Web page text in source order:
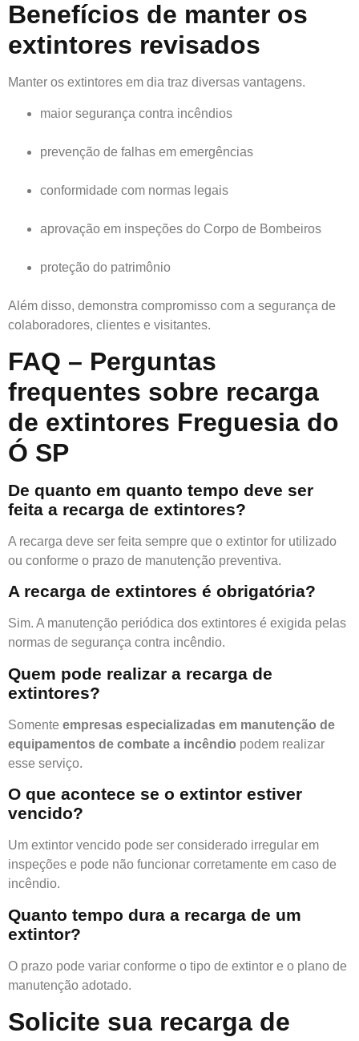
Benefícios de manter os
extintores revisados
Manter os extintores em dia traz diversas vantagens.
maior segurança contra incêndios
prevenção de falhas em emergências
conformidade com normas legais
aprovação em inspeções do Corpo de Bombeiros
proteção do patrimônio
Além disso, demonstra compromisso com a segurança de
colaboradores, clientes e visitantes.
FAQ – Perguntas
frequentes sobre recarga
de extintores Freguesia do
Ó SP
De quanto em quanto tempo deve ser
feita a recarga de extintores?
A recarga deve ser feita sempre que o extintor for utilizado
ou conforme o prazo de manutenção preventiva.
A recarga de extintores é obrigatória?
Sim. A manutenção periódica dos extintores é exigida pelas
normas de segurança contra incêndio.
Quem pode realizar a recarga de
extintores?
Somente empresas especializadas em manutenção de
equipamentos de combate a incêndio podem realizar
esse serviço.
O que acontece se o extintor estiver
vencido?
Um extintor vencido pode ser considerado irregular em
inspeções e pode não funcionar corretamente em caso de
incêndio.
Quanto tempo dura a recarga de um
extintor?
O prazo pode variar conforme o tipo de extintor e o plano de
manutenção adotado.
Solicite sua recarga de